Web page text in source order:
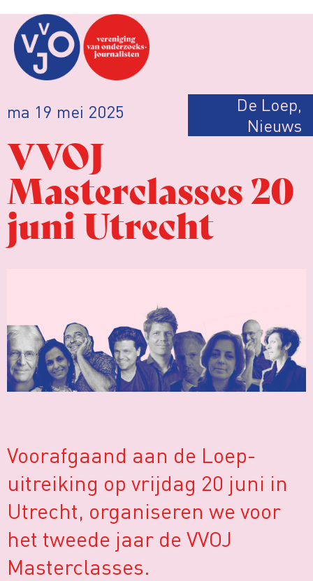
ma 19 mei 2025 De Loep,
Nieuws
VVOJ
Masterclasses 20
juni Utrecht
Voorafgaand aan de Loep-
uitreiking op vrijdag 20 juni in
Utrecht, organiseren we voor
het tweede jaar de VVOJ
Masterclasses.